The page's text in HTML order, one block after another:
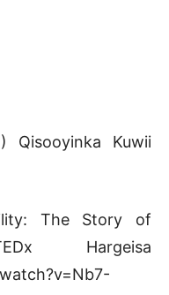
Qisooyinka Kuwii
The Story of
Hargeisa